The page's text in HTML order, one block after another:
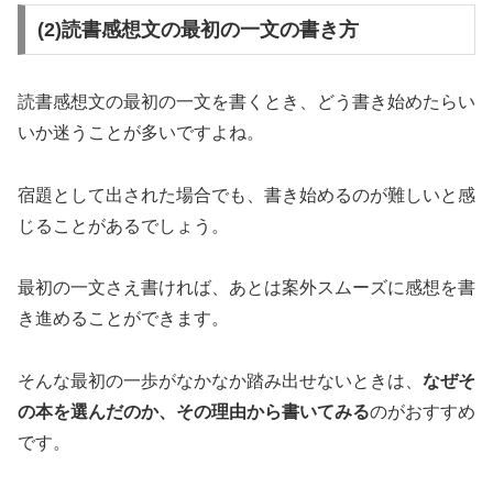
(2)読書感想文の最初の一文の書き方
読書感想文の最初の一文を書くとき、どう書き始めたらい
いか迷うことが多いですよね。
宿題として出された場合でも、書き始めるのが難しいと感
じることがあるでしょう。
最初の一文さえ書ければ、あとは案外スムーズに感想を書
き進めることができます。
そんな最初の一歩がなかなか踏み出せないときは、 なぜそ
の本を選んだのか、その理由から書いてみるのがおすすめ
です。